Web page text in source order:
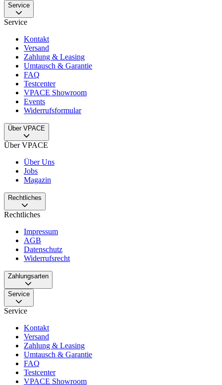
Service
Service
Kontakt
Versand
Zahlung & Leasing
Umtausch & Garantie
FAQ
Testcenter
VPACE Showroom
Events
Widerrufsformular
Über VPACE
Über VPACE
Über Uns
Jobs
Magazin
Rechtliches
Rechtliches
Impressum
AGB
Datenschutz
Widerrufsrecht
Zahlungsarten
Service
Service
Kontakt
Versand
Zahlung & Leasing
Umtausch & Garantie
FAQ
Testcenter
VPACE Showroom